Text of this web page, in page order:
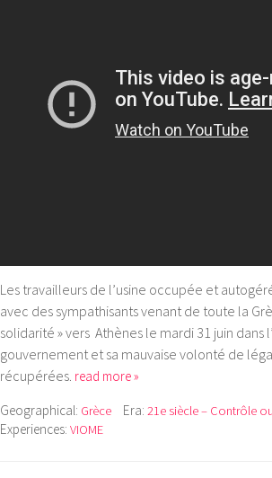
Les travailleurs de l’usine occupée et
avec des sympathisants venant de toute la
solidarité » vers Athènes le mardi 31 juin
gouvernement et sa mauvaise volonté de
récupérées. read more »
Geographical: Grèce Era: 21e siècle – Contrôle
Experiences: VIOME